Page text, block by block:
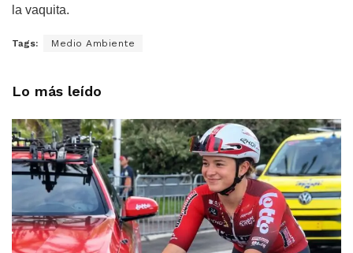
la vaquita.
Tags: Medio Ambiente
Lo más leído